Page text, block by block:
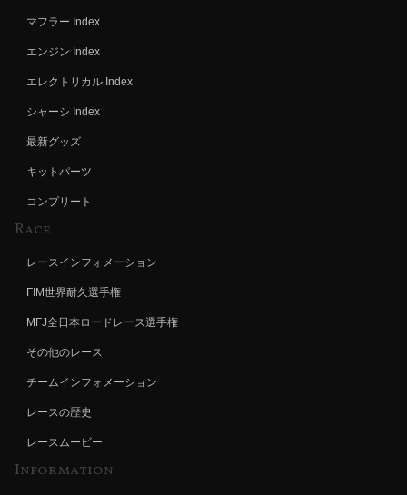
マフラー Index
エンジン Index
エレクトリカル Index
シャーシ Index
最新グッズ
キットパーツ
コンプリート
Race
レースインフォメーション
FIM世界耐久選手権
MFJ全日本ロードレース選手権
その他のレース
チームインフォメーション
レースの歴史
レースムービー
Information